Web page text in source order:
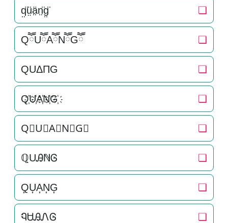
q̤̈ṳ̈ä̤n̤̈g̤̈ ❏
QཽUཽAཽNཽGཽ ❏
QUΔΠG ❏
Q҉U҉A҉N҉G҉ ❏
Q⃜U⃜A⃜N⃜G⃜ ❏
ℚUᎯℕᎶ ❏
Q͎U͎A͎N͎G͎ ❏
ᏄᏌᎯᏁᎶ ❏